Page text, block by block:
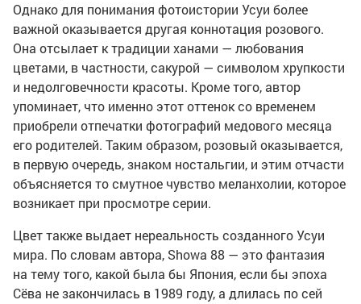
Однако для понимания фотоистории Усуи более
важной оказывается другая коннотация розового.
Она отсылает к традиции ханами — любования
цветами, в частности, сакурой — символом хрупкости
и недолговечности красоты. Кроме того, автор
упоминает, что именно этот оттенок со временем
приобрели отпечатки фотографий медового месяца
его родителей. Таким образом, розовый оказывается,
в первую очередь, знаком ностальгии, и этим отчасти
объясняется то смутное чувство меланхолии, которое
возникает при просмотре серии.
Цвет также выдает нереальность созданного Усуи
мира. По словам автора, Showa 88 — это фантазия
на тему того, какой была бы Япония, если бы эпоха
Сёва не закончилась в 1989 году, а длилась по сей